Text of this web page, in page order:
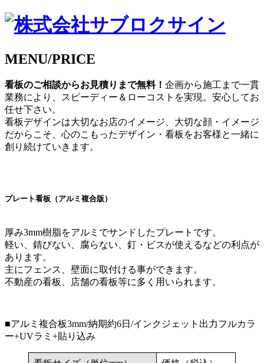
MENU/PRICE
看板のご相談からお見積りまで無料！ 企画から施工まで一貫
業務により、スピーディー＆ローコストを実現。安心してお
任せ下さい。
看板デザインは大切なお店のイメージ、大切な顔・イメージ
だからこそ、心のこもったデザイン・看板をお客様と一緒に
創り続けていきます。
プレート看板（アルミ複合版）
厚み3mm樹脂をアルミでサンドしたプレートです。
軽い、錆びない、腐らない、釘・ビスが使えるなどの利点が
あります。
主にフェンス、壁面に取付ける事ができます。
不動産の看板、店舗の看板等に多く用いられます。
■アルミ複合板3mm/納期約6日/インクジェット出力フルカラ
ー+UVラミ+貼り込み